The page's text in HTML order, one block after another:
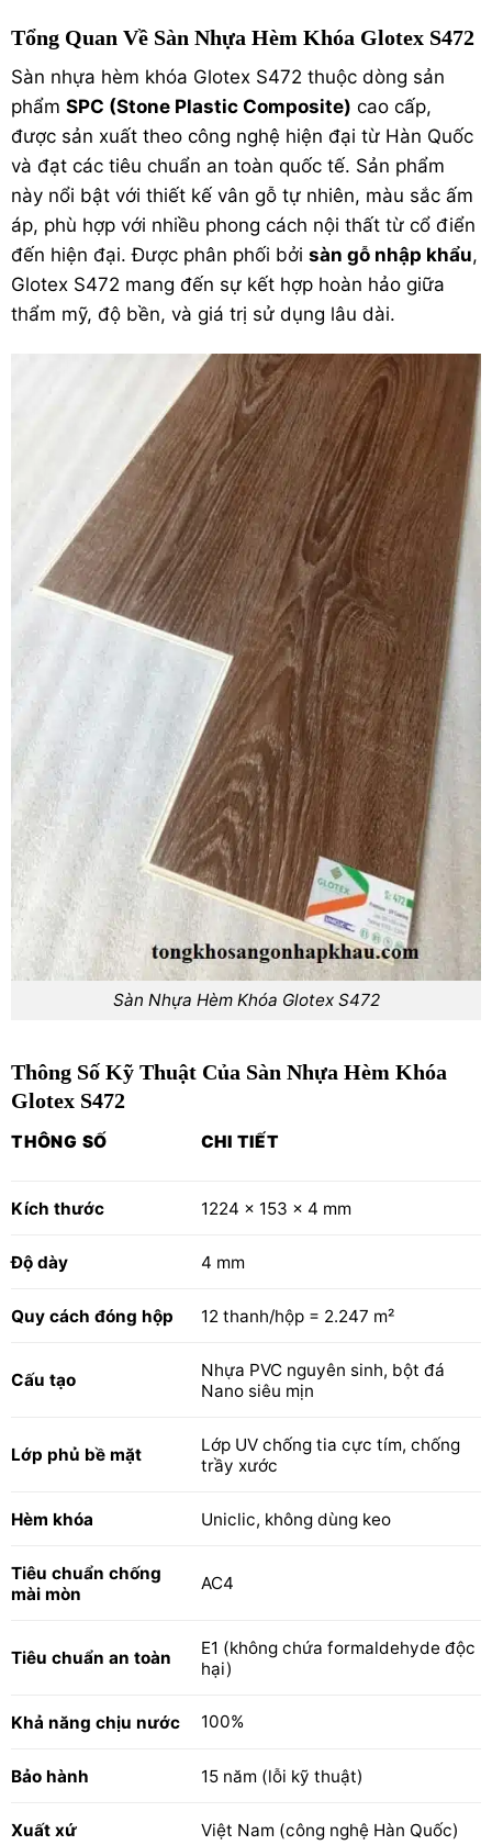
Tổng Quan Về Sàn Nhựa Hèm Khóa Glotex S472
Sàn nhựa hèm khóa Glotex S472 thuộc dòng sản
phẩm SPC (Stone Plastic Composite) cao cấp,
được sản xuất theo công nghệ hiện đại từ Hàn Quốc
và đạt các tiêu chuẩn an toàn quốc tế. Sản phẩm
này nổi bật với thiết kế vân gỗ tự nhiên, màu sắc ấm
áp, phù hợp với nhiều phong cách nội thất từ cổ điển
đến hiện đại. Được phân phối bởi sàn gỗ nhập khẩu,
Glotex S472 mang đến sự kết hợp hoàn hảo giữa
thẩm mỹ, độ bền, và giá trị sử dụng lâu dài.
Sàn Nhựa Hèm Khóa Glotex S472
Thông Số Kỹ Thuật Của Sàn Nhựa Hèm Khóa
Glotex S472
THÔNG SỐ CHI TIẾT
Kích thước 1224 x 153 x 4 mm
Độ dày 4 mm
Quy cách đóng hộp 12 thanh/hộp = 2.247 m²
Cấu tạo
Nhựa PVC nguyên sinh, bột đá
Nano siêu mịn
Lớp phủ bề mặt
Lớp UV chống tia cực tím, chống
trầy xước
Hèm khóa Uniclic, không dùng keo
Tiêu chuẩn chống
mài mòn
AC4
Tiêu chuẩn an toàn
E1 (không chứa formaldehyde độc
hại)
Khả năng chịu nước 100%
Bảo hành 15 năm (lỗi kỹ thuật)
Xuất xứ Việt Nam (công nghệ Hàn Quốc)